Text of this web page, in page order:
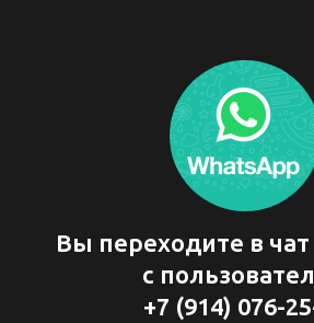
Вы переходите в
с
+7 (914) 076-